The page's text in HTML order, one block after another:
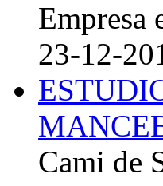
Empresa
23-12-
Cami de